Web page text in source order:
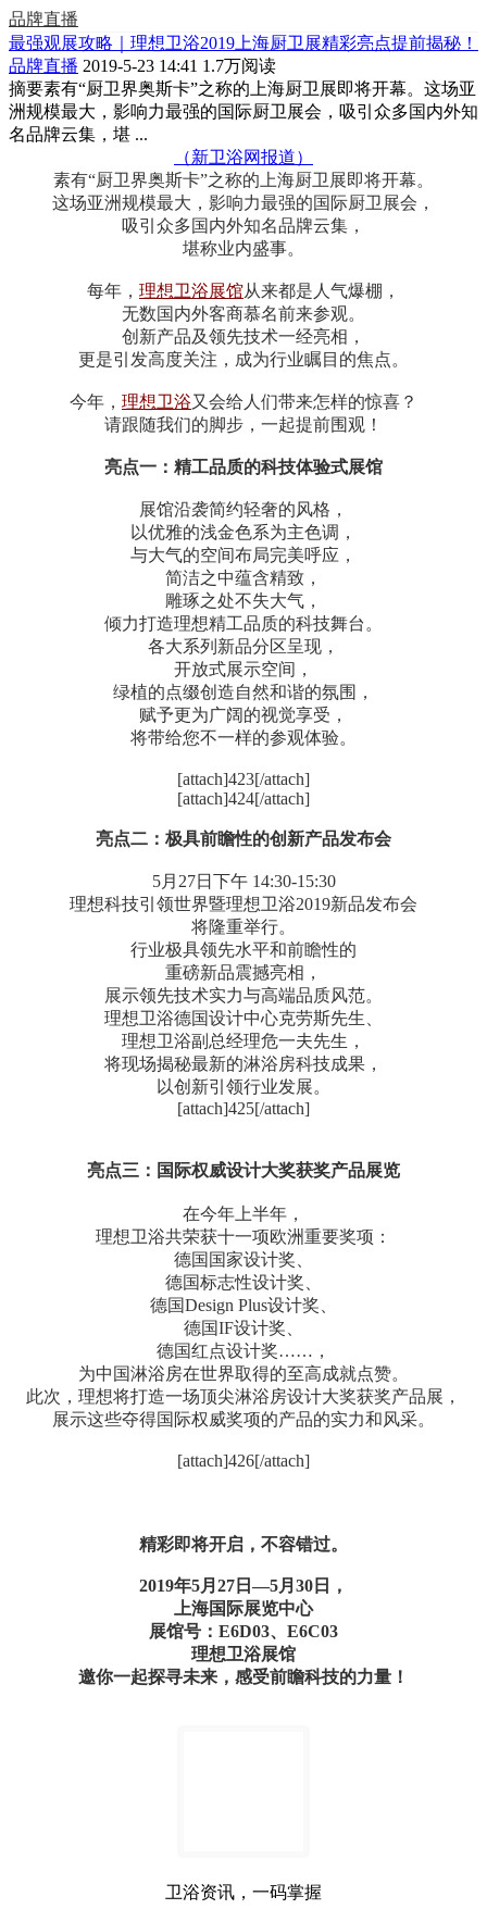
品牌直播
最强观展攻略｜理想卫浴2019上海厨卫展精彩亮点提前揭秘！
品牌直播 2019-5-23 14:41 1.7万阅读
摘要素有“厨卫界奥斯卡”之称的上海厨卫展即将开幕。这场亚
洲规模最大，影响力最强的国际厨卫展会，吸引众多国内外知
名品牌云集，堪 ...
（新卫浴网报道）
素有“厨卫界奥斯卡”之称的上海厨卫展即将开幕。
这场亚洲规模最大，影响力最强的国际厨卫展会，
吸引众多国内外知名品牌云集，
堪称业内盛事。
每年， 理想卫浴展馆从来都是人气爆棚，
无数国内外客商慕名前来参观。
创新产品及领先技术一经亮相，
更是引发高度关注，成为行业瞩目的焦点。
今年， 理想卫浴又会给人们带来怎样的惊喜？
请跟随我们的脚步，一起提前围观！
亮点一：精工品质的科技体验式展馆
展馆沿袭简约轻奢的风格，
以优雅的浅金色系为主色调，
与大气的空间布局完美呼应，
简洁之中蕴含精致，
雕琢之处不失大气，
倾力打造理想精工品质的科技舞台。
各大系列新品分区呈现，
开放式展示空间，
绿植的点缀创造自然和谐的氛围，
赋予更为广阔的视觉享受，
将带给您不一样的参观体验。
[attach]423[/attach]
[attach]424[/attach]
亮点二：极具前瞻性的创新产品发布会
5月27日下午 14:30-15:30
理想科技引领世界暨理想卫浴2019新品发布会
将隆重举行。
行业极具领先水平和前瞻性的
重磅新品震撼亮相，
展示领先技术实力与高端品质风范。
理想卫浴德国设计中心克劳斯先生、
理想卫浴副总经理危一夫先生，
将现场揭秘最新的淋浴房科技成果，
以创新引领行业发展。
[attach]425[/attach]
亮点三：国际权威设计大奖获奖产品展览
在今年上半年，
理想卫浴共荣获十一项欧洲重要奖项：
德国国家设计奖、
德国标志性设计奖、
德国Design Plus设计奖、
德国IF设计奖、
德国红点设计奖……，
为中国淋浴房在世界取得的至高成就点赞。
此次，理想将打造一场顶尖淋浴房设计大奖获奖产品展，
展示这些夺得国际权威奖项的产品的实力和风采。
[attach]426[/attach]
精彩即将开启，不容错过。
2019年5月27日—5月30日，
上海国际展览中心
展馆号：E6D03、E6C03
理想卫浴展馆
邀你一起探寻未来，感受前瞻科技的力量！
卫浴资讯，一码掌握